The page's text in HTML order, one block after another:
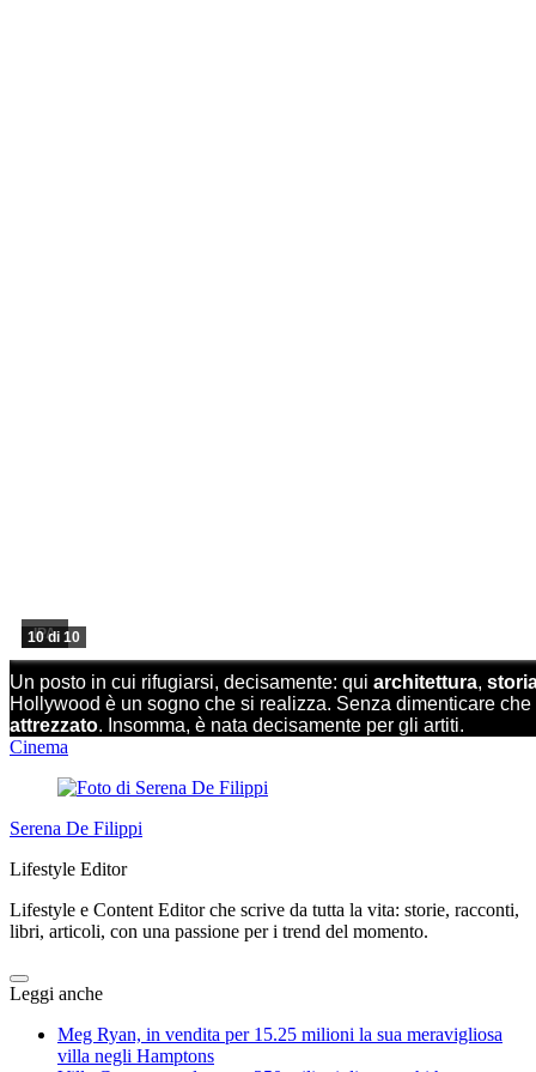
IPA
10 di 10
Un posto in cui rifugiarsi, decisamente: qui architettura,
Hollywood è un sogno che si realizza. Senza dimenticare
attrezzato. Insomma, è nata decisamente per gli artiti.
Cinema
Serena De Filippi
Lifestyle Editor
Lifestyle e Content Editor che scrive da tutta la vita: storie, racconti,
libri, articoli, con una passione per i trend del momento.
Leggi anche
Meg Ryan, in vendita per 15.25 milioni la sua meravigliosa
villa negli Hamptons